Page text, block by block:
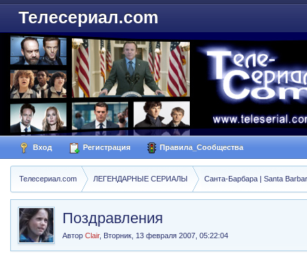
Телесериал.com
Вход Регистрация Правила_Сообщества
Телесериал.com ЛЕГЕНДАРНЫЕ СЕРИАЛЫ Санта-Барбара | Santa
Поздравления
АвторClair, Вторник, 13 февраля 2007, 05:22:04